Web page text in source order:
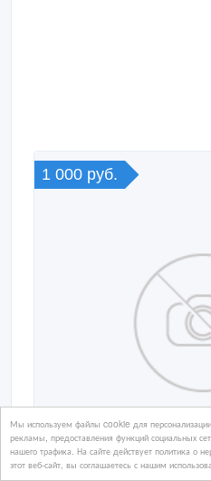
Мы используем файлы cookie для
рекламы, предоставления функций социальных
нашего трафика. На сайте действует политика о
этот веб-сайт, вы соглашаетесь с нашим
1 000 руб.